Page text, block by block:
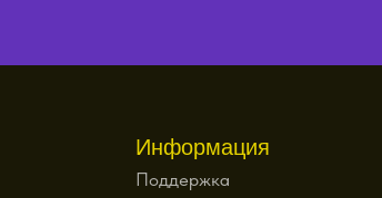
Информация
Поддержка